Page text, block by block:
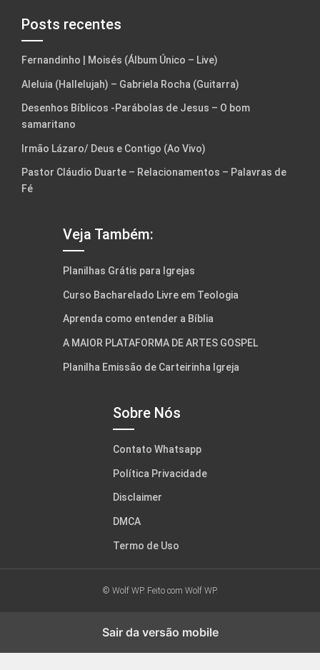
Posts recentes
Fernandinho | Moisés (Álbum Único – Live)
Aleluia (Hallelujah) – Gabriela Rocha (Guitarra)
Desenhos Bíblicos -Parábolas de Jesus – O bom
samaritano
Irmão Lázaro/ Deus e Contigo (Ao Vivo)
Pastor Cláudio Duarte – Relacionamentos – Palavras de
Fé
Veja Também:
Planilhas Grátis para Igrejas
Curso Bacharelado Livre em Teologia
Aprenda como entender a Bíblia
A MAIOR PLATAFORMA DE ARTES GOSPEL
Planilha Emissão de Carteirinha Igreja
Sobre Nós
Contato Whatsapp
Política Privacidade
Disclaimer
DMCA
Termo de Uso
© Wolf WP. Feito com Wolf WP.
Sair da versão mobile